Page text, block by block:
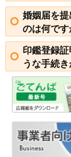
婚姻届を
のは何です
印鑑登録
うな手続